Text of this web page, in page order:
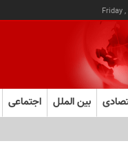
Friday
بین الملل اجتماعی